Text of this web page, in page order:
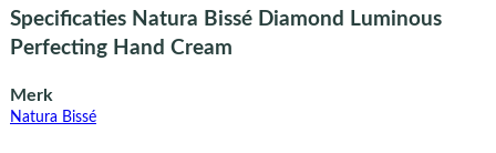
Specificaties Natura Bissé Diamond Luminous
Perfecting Hand Cream
Merk
Natura Bissé